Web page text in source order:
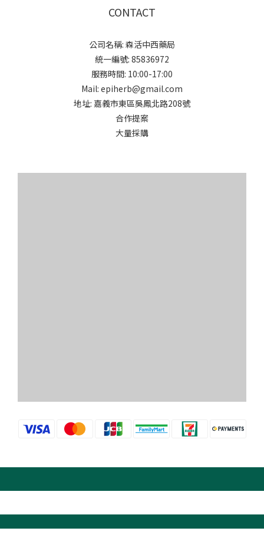
CONTACT
公司名稱: 森活中西藥局
統一編號: 85836972
服務時間: 10:00-17:00
Mail: epiherb@gmail.com
地址: 嘉義市東區吳鳳北路208號
合作提案
大量採購